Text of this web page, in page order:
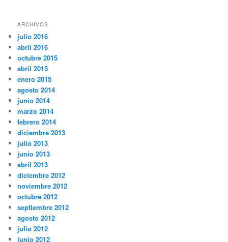
ARCHIVOS
julio 2016
abril 2016
octubre 2015
abril 2015
enero 2015
agosto 2014
junio 2014
marzo 2014
febrero 2014
diciembre 2013
julio 2013
junio 2013
abril 2013
diciembre 2012
noviembre 2012
octubre 2012
septiembre 2012
agosto 2012
julio 2012
junio 2012